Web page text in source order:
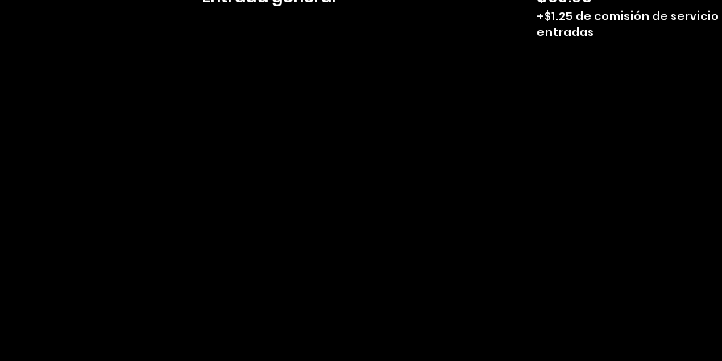
+$1.25 de comisión de servicio
entradas